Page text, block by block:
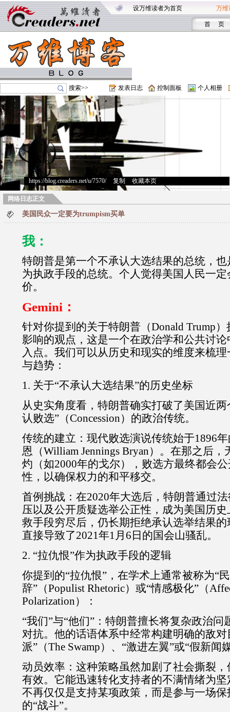
设万维读者为首页 万维
首 页
搜索>> 发表日志 控制面板 个人相册
https://blog.creaders.net/u/7570/> 复制 收藏本页
网络日志正文
美国民众一定要为trumpism买单
我：
特朗普是第一个不承认大选结果的总统，
为执政手段的总统。个人觉得美国人民一
价。
Gemini：
针对你提到的关于特朗普（Donald Trump
影响的观点，这是一个在政治学和公共讨
入点。我们可以从历史和现实的维度来梳
与趋势：
1. 关于“不承认大选结果”的历史坐标
从史实角度看，特朗普确实打破了美国近
认败选”（Concession）的政治传统。
传统的建立：现代败选演说传统始于1896年
恩（William Jennings Bryan）。在那之后
灼（如2000年的戈尔），败选方最终都会
性，以确保权力的和平移交。
首例挑战：在2020年大选后，特朗普通过
压以及公开质疑选举公正性，成为美国历
救手段穷尽后，仍长期拒绝承认选举结果
直接导致了2021年1月6日的国会山骚乱。
2. “拉仇恨”作为执政手段的逻辑
你提到的“拉仇恨”，在学术上通常被称为“
辞”（Populist Rhetoric）或“情感极化”（
Polarization）：
“我们”与“他们”：特朗普擅长将复杂政治
对抗。他的话语体系中经常构建明确的敌对
派”（The Swamp）、“激进左翼”或“假新闻
动员效率：这种策略虽然加剧了社会撕裂
有效。它能迅速转化支持者的不满情绪为
不再仅仅是支持某项政策，而是参与一场
的“战斗”。